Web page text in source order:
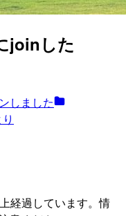
joinした
しました
経過しています。情